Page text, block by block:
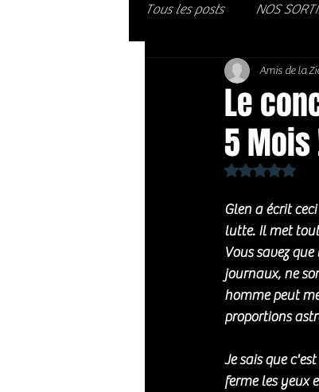
Tous les posts NOS
Soft Rock / Folk
Country / Americana
Le
5 Mois
Amis de la
Noté NaN
Glen a écrit
lutte. Il met
Vous savez
journaux, ne
homme peut
proportions
Je sais que
ferme les yeux